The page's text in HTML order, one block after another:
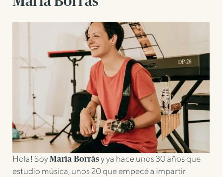
Hola! SoyMaría Borrásy ya hace unos 30 años que
estudio música, unos 20 que empecé a impartir